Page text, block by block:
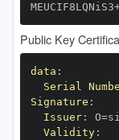
Public Key
data :
Serial
Signature :
Issuer:
Validity: